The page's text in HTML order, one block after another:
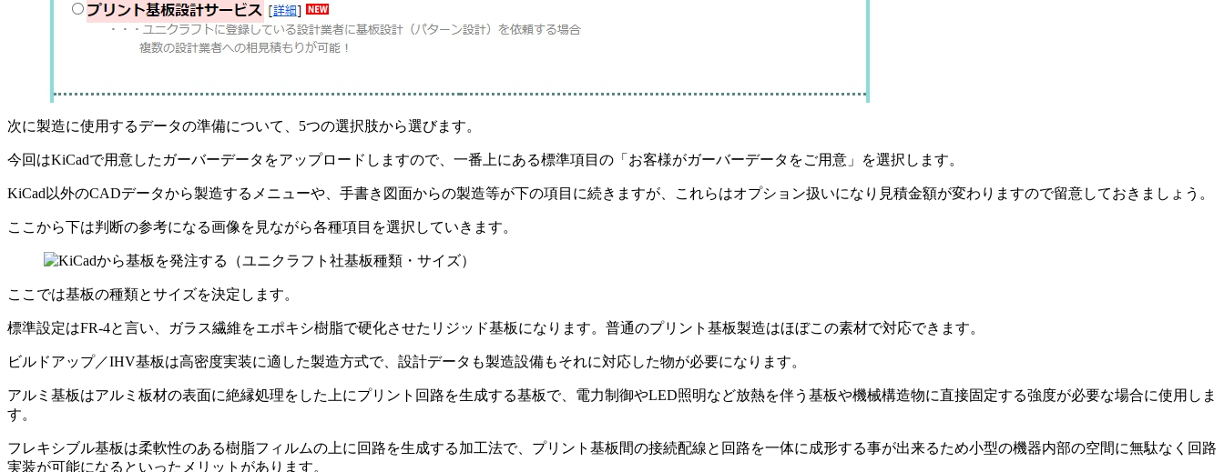
次に製造に使用するデータの準備について、5つの選択肢から選びます。
今回はKiCadで用意したガーバーデータをアップロードしますので、一番上にある標準項目の 「お客様がガーバーデータをご用意」 を選択します。
KiCad以外のCADデータから製造するメニューや、手書き図面からの製造等が下の項目に続きますが、これらはオプション扱いになり見積金額が変わりますので留意しておきましょう。
ここから下は判断の参考になる画像を見ながら各種項目を選択していきます。
ここでは基板の種類とサイズを決定します。
標準設定はFR-4と言い、ガラス繊維をエポキシ樹脂で硬化させたリジッド基板になります。普通のプリント基板製造はほぼこの素材で対応できます。
ビルドアップ／IHV基板は高密度実装に適した製造方式で、設計データも製造設備もそれに対応した物が必要になります。
アルミ基板はアルミ板材の表面に絶縁処理をした上にプリント回路を生成する基板で、電力制御やLED照明など放熱を伴う基板や機械構造物に直接固定する強度が必要な場合に使用しま
す。
フレキシブル基板は柔軟性のある樹脂フィルムの上に回路を生成する加工法で、プリント基板間の接続配線と回路を一体に成形する事が出来るため小型の機器内部の空間に無駄なく回路
実装が可能になるといったメリットがあります。